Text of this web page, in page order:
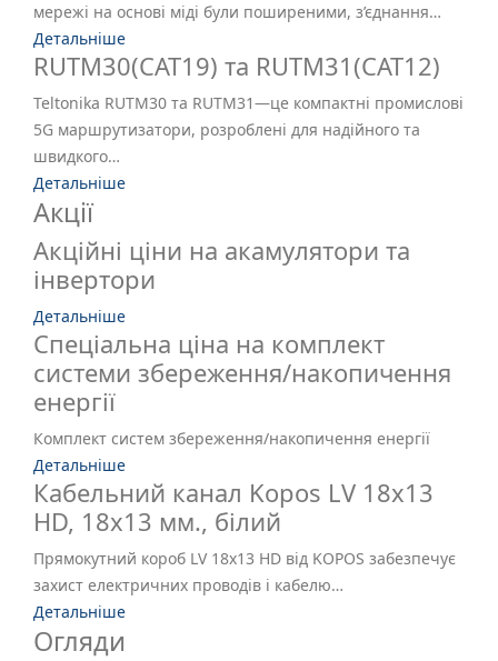
мережі на основі міді були поширеними, з’єднання…
Детальніше
RUTM30(CAT19) та RUTM31(CAT12)
Teltonika RUTM30 та RUTM31—це компактні промислові
5G маршрутизатори, розроблені для надійного та
швидкого…
Детальніше
Акції
Акційні ціни на акамулятори та
інвертори
Детальніше
Спеціальна ціна на комплект
системи збереження/накопичення
енергії
Комплект систем збереження/накопичення енергії
Детальніше
Кабельний канал Kopos LV 18х13
HD, 18х13 мм., білий
Прямокутний короб LV 18x13 HD від KOPOS забезпечує
захист електричних проводів і кабелю…
Детальніше
Огляди